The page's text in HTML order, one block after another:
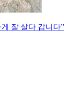
잘 살다 갑니다”